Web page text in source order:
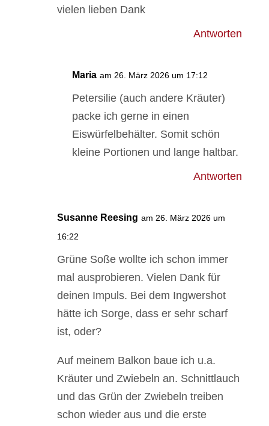
vielen lieben Dank
Antworten
Maria am 26. März 2026 um 17:12
Petersilie (auch andere Kräuter)
packe ich gerne in einen
Eiswürfelbehälter. Somit schön
kleine Portionen und lange haltbar.
Antworten
Susanne Reesing am 26. März 2026 um
16:22
Grüne Soße wollte ich schon immer
mal ausprobieren. Vielen Dank für
deinen Impuls. Bei dem Ingwershot
hätte ich Sorge, dass er sehr scharf
ist, oder?
Auf meinem Balkon baue ich u.a.
Kräuter und Zwiebeln an. Schnittlauch
und das Grün der Zwiebeln treiben
schon wieder aus und die erste